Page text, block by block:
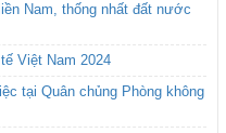
Nam, thống nhất đất nước
Việt Nam 2024
tại Quân chủng Phòng không